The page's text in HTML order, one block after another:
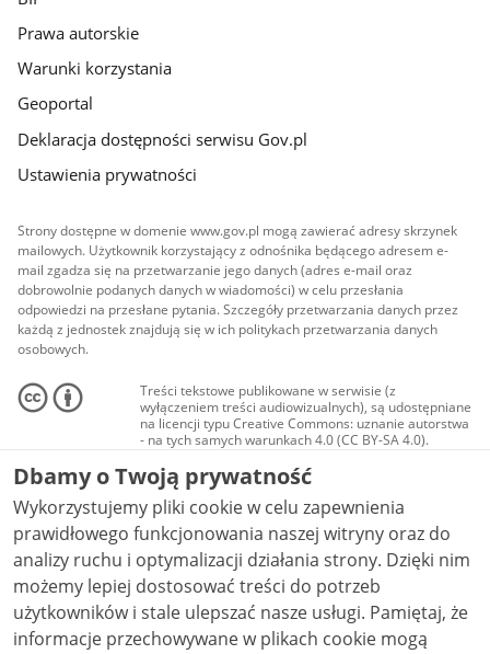
Prawa autorskie
Warunki korzystania
Geoportal
Deklaracja dostępności serwisu Gov.pl
Ustawienia prywatności
Strony dostępne w domenie www.gov.pl mogą zawierać adresy skrzynek
mailowych. Użytkownik korzystający z odnośnika będącego adresem e-
mail zgadza się na przetwarzanie jego danych (adres e-mail oraz
dobrowolnie podanych danych w wiadomości) w celu przesłania
odpowiedzi na przesłane pytania. Szczegóły przetwarzania danych przez
każdą z jednostek znajdują się w ich politykach przetwarzania danych
osobowych.
Treści tekstowe publikowane w serwisie (z
wyłączeniem treści audiowizualnych), są udostępniane
na licencji typu Creative Commons: uznanie autorstwa
- na tych samych warunkach 4.0 (CC BY-SA 4.0).
Materiały audiowizualne, w tym zdjęcia, materiały
audio i wideo, są udostępniane na licencji typu
Creative Commons: uznanie autorstwa użycie
niekomercyjne - bez utworów zależnych 4.0 (CC BY-
NC-ND 4.0), o ile nie jest to stwierdzone inaczej.
Dbamy o Twoją prywatność
Wykorzystujemy pliki cookie w celu zapewnienia
prawidłowego funkcjonowania naszej witryny oraz do
analizy ruchu i optymalizacji działania strony. Dzięki nim
możemy lepiej dostosować treści do potrzeb
użytkowników i stale ulepszać nasze usługi. Pamiętaj, że
informacje przechowywane w plikach cookie mogą